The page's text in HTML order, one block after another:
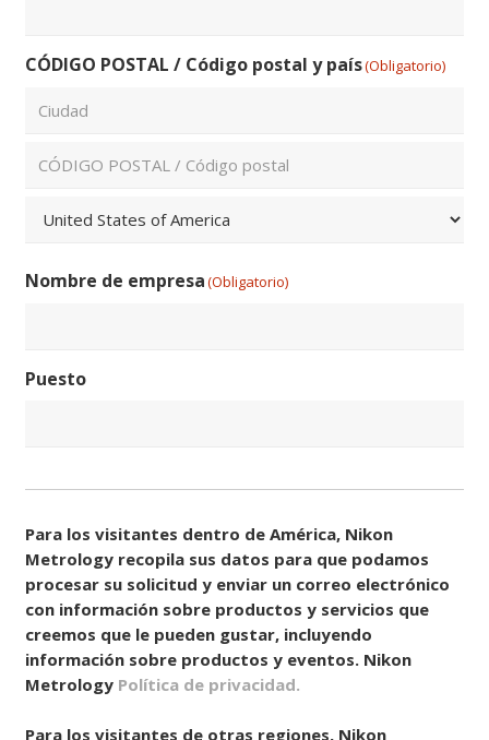
CÓDIGO POSTAL / Código postal y país(Obligatorio)
Postal
Nombre de empresa(Obligatorio)
Puesto
Para los visitantes dentro de América, Nikon
Metrology recopila sus datos para que podamos
procesar su solicitud y enviar un correo electrónico
con información sobre productos y servicios que
creemos que le pueden gustar, incluyendo
información sobre productos y eventos. Nikon
Metrology Política de privacidad.
Para los visitantes de otras regiones, Nikon